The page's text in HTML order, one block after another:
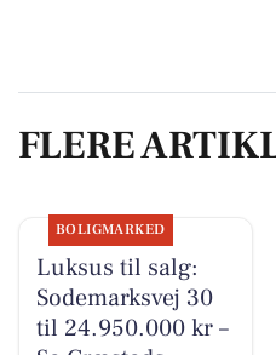
FLERE
BOLIGMARKED
Luksus til salg:
Sodemarksvej 30
til 24.950.000 kr –